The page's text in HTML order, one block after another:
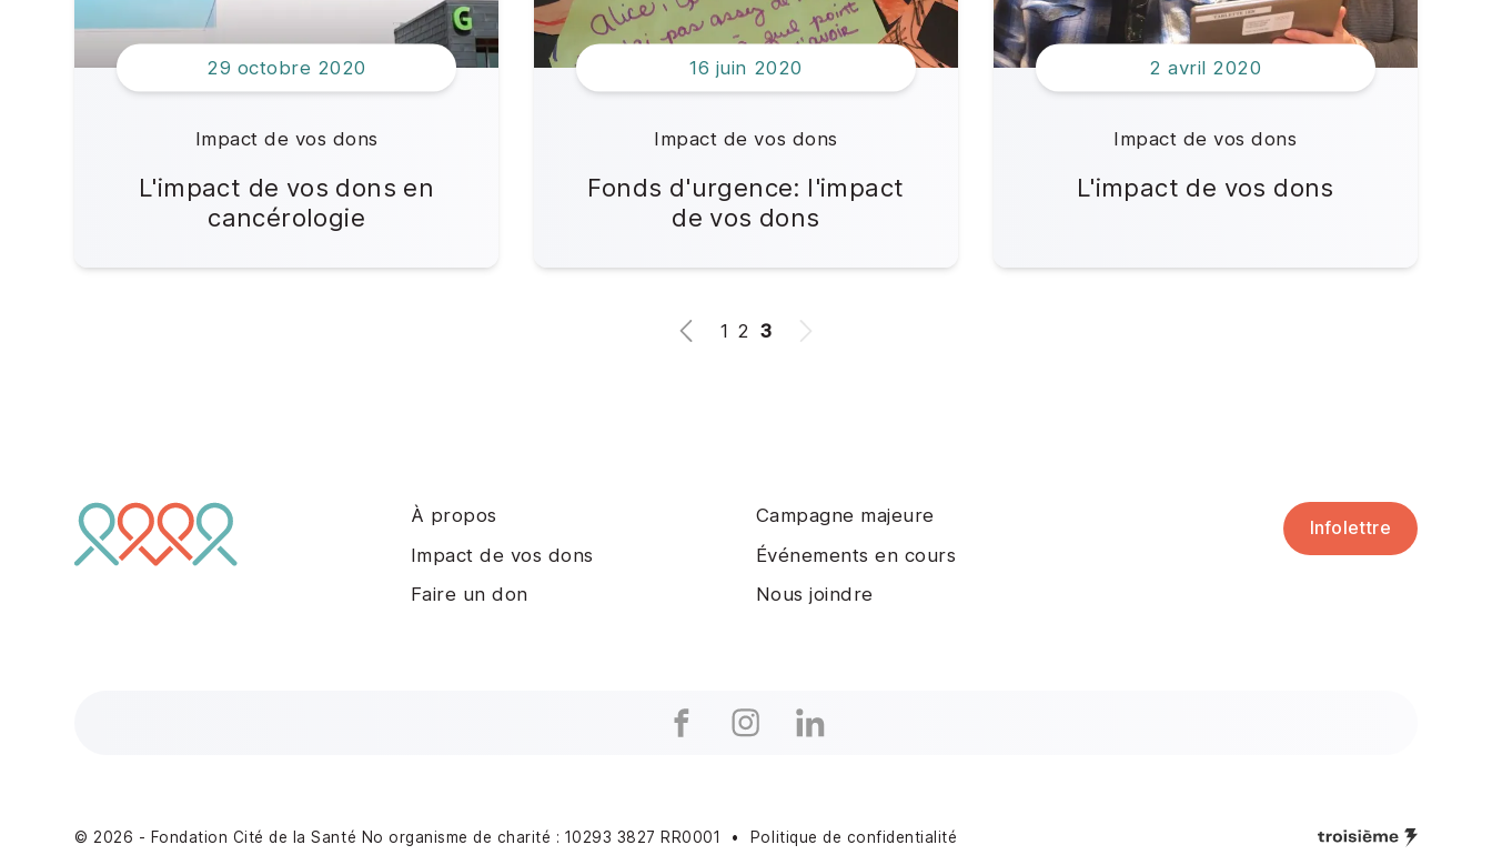
29 octobre 2020
Impact de vos dons
L'impact de vos dons en
cancérologie
16 juin 2020
Impact de vos dons
Fonds d'urgence: l'impact
de vos dons
2 avril 2020
Impact de vos dons
L'impact de vos dons
1 2 3
À propos
Impact de vos dons
Faire un don
Campagne majeure
Événements en cours
Nous joindre
Infolettre
© 2026 - Fondation Cité de la Santé No organisme de charité : 10293 3827 RR0001 • Politique de confidentialité